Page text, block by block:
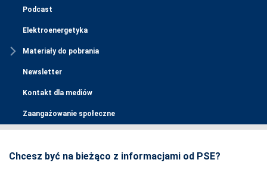
Podcast
Elektroenergetyka
Materiały do pobrania
Newsletter
Kontakt dla mediów
Zaangażowanie społeczne
Chcesz być na bieżąco z informacjami od PSE?